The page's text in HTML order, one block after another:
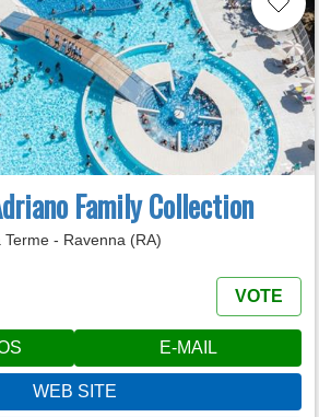
Family Collection
Terme - Ravenna (RA)
VOTE
E-MAIL
WEB SITE